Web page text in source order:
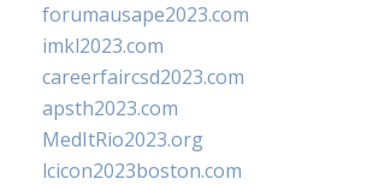
forumausape2023.com
imkl2023.com
careerfaircsd2023.com
apsth2023.com
MedItRio2023.org
lcicon2023boston.com